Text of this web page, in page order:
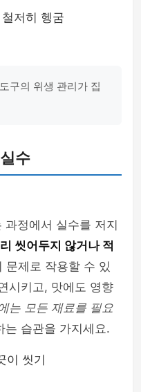
저히 헹굼
구의 위생 관리가 집
수
정에서 실수를 저지
씻어두지 않거나 적
문제로 작용할 수 있
시키고, 맛에도 영향
는 모든 재료를 필요
는 습관을 가지세요.
이 씻기